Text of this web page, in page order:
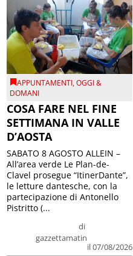
APPUNTAMENTI,OGGI &
DOMANI
COSA FARE NEL FINE
SETTIMANA IN VALLE
D’AOSTA
di
gazzettamatin
il 07/08/2026
SABATO 8 AGOSTO ALLEIN –
All’area verde Le Plan-de-
Clavel prosegue “ItinerDante”,
le letture dantesche, con la
partecipazione di Antonello
Pistritto (...